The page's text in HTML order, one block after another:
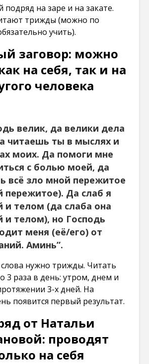
подряд на заре и на закате.
трижды (можно по
учить).
заговор: можно
на себя, так и на
человека
велик, да велики дела
читаешь ты в мыслях и
моих. Да помоги мне
с болью моей, да
всё зло мной пережитое
пережитое). Да слаб я
и телом (да слаба она
и телом), но Господь
меня (её/его) от
Аминь”.
нужно трижды. Читать
3 раза в день: утром, днем и
3-х дней. На
появится первый результат.
от Натальи
проводят
на себя